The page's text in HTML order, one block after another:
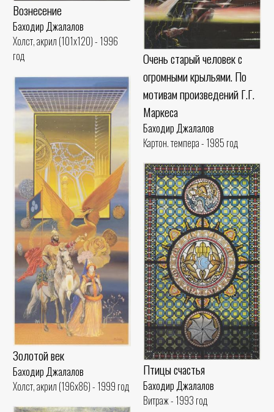
Вознесение
Баходир Джалалов
Холст, акрил (101x120) - 1996
год
Очень старый человек с
огромными крыльями. По
мотивам произведений Г.Г.
Маркеса
Баходир Джалалов
Картон. темпера - 1985 год
Золотой век
Баходир Джалалов
Холст, акрил (196x86) - 1999 год
Птицы счастья
Баходир Джалалов
Витраж - 1993 год